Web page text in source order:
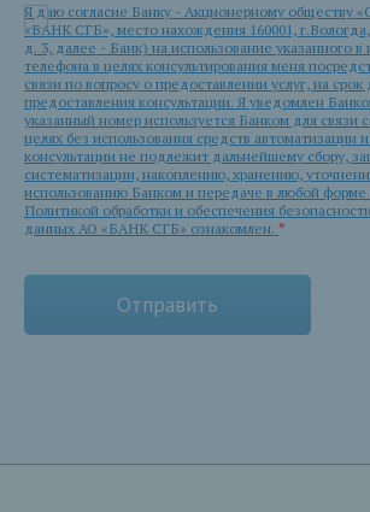
Я даю согласие Банку - Акционерному обществу
«БАНК СГБ», место нахождения 160001,
д. 3, далее - Банк) на использование указанного
телефона в целях консультирования меня
связи по вопросу о предоставлении услуг, на
предоставления консультации. Я уведомлен
указанный номер используется Банком для связи
целях без использования средств автоматизации
консультации не подлежит дальнейшему сбору,
систематизации, накоплению, хранению,
использованию Банком и передаче в любой форме
Политикой обработки и обеспечения
данных АО «БАНК СГБ» ознакомлен. *